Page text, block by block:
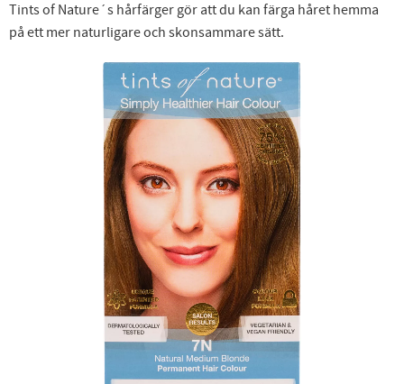
Tints of Nature´s hårfärger gör att du kan färga håret hemma
på ett mer naturligare och skonsammare sätt.